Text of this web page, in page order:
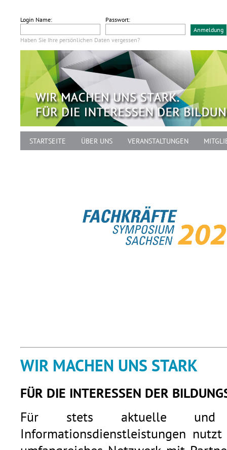
Login Name: Passwort:
Haben Sie Ihre persönlichen Daten vergessen?
STARTSEITE ÜBER UNS VERANSTALTUNGEN
WIR MACHEN UNS STARK
FÜR DIE INTERESSEN DER
Für stets aktuelle und
Informationsdienstleistungen